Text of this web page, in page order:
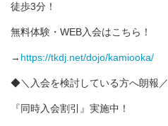
徒歩3分！
無料体験・WEB入会はこちら！
→ https://tkdj.net/dojo/kamiooka/
◆＼入会を検討している方へ朗報／
『同時入会割引』実施中！